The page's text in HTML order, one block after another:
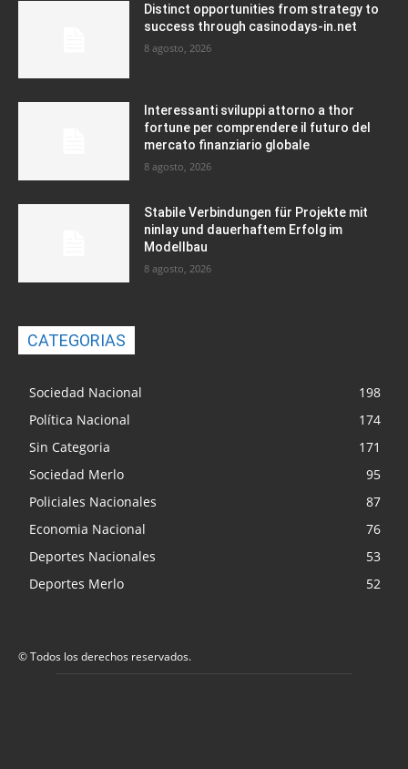
Distinct opportunities from strategy to
success through casinodays-in.net
8 agosto, 2026
Interessanti sviluppi attorno a thor
fortune per comprendere il futuro del
mercato finanziario globale
8 agosto, 2026
Stabile Verbindungen für Projekte mit
ninlay und dauerhaftem Erfolg im
Modellbau
8 agosto, 2026
CATEGORIAS
Sociedad Nacional
198
Política Nacional
174
Sin Categoria
171
Sociedad Merlo
95
Policiales Nacionales
87
Economia Nacional
76
Deportes Nacionales
53
Deportes Merlo
52
© Todos los derechos reservados.